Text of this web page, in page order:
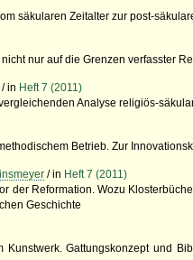
säkularen Zeitalter zur post-
nur auf die Grenzen verfasster
/ in Heft 7 (2011)
Analyse religiös-
Betrieb. Zur
/ in Heft 7 (2011)
der Reformation. Wozu
Geschichte
Gattungskonzept und